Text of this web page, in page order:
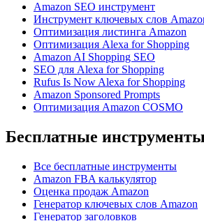
Amazon SEO инструмент
Инструмент ключевых слов
Оптимизация листинга Amazon
Оптимизация Alexa for Shopping
Amazon AI Shopping SEO
SEO для Alexa for Shopping
Rufus Is Now Alexa for Shopping
Amazon Sponsored Prompts
Оптимизация Amazon COSMO
Бесплатные инструменты
Все бесплатные инструменты
Amazon FBA калькулятор
Оценка продаж Amazon
Генератор ключевых слов Amazon
Генератор заголовков